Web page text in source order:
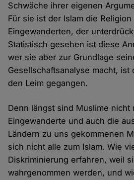
Schwäche ihrer eigenen
Für sie ist der Islam die
Eingewanderten, der
Statistisch gesehen ist diese
wer sie aber zur Grundlage
Gesellschaftsanalyse macht, ist
den Leim gegangen.
Denn längst sind Muslime nicht
Eingewanderte und auch die
Ländern zu uns gekommenen
sich nicht alle zum Islam. Wie
Diskriminierung erfahren, weil
wahrgenommen werden, und